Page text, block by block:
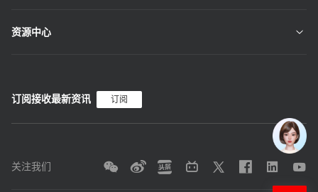
资源中心
订阅接收最新资讯 订阅
关注我们